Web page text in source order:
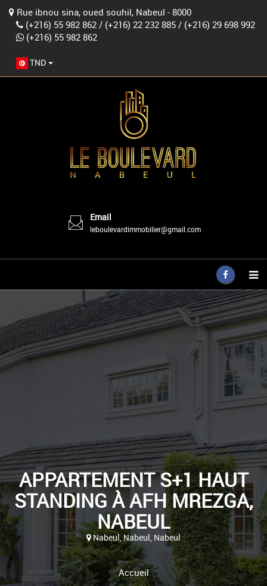
Rue ibnou sina, oued souhil, Nabeul - 8000
(+216) 55 982 862 / (+216) 22 232 885 / (+216) 29 698 992
(+216) 55 982 862
TND
Email
leboulevardimmobilier@gmail.com
APPARTEMENT S+1 HAUT
STANDING À AFH MREZGA,
NABEUL
Nabeul, Nabeul, Nabeul
Accueil